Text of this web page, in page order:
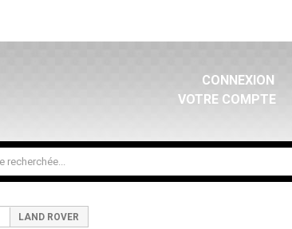
CONNEXION
VOTRE COMPTE
LAND ROVER